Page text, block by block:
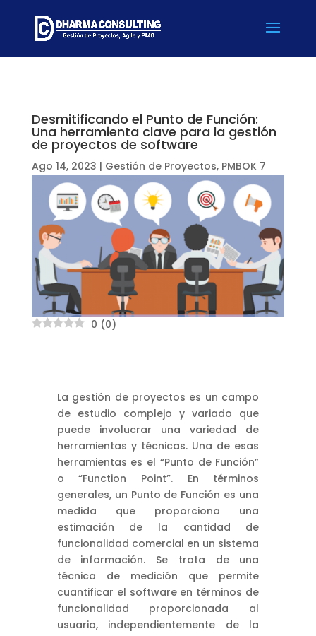
Desmitificando el Punto de Función:
Una herramienta clave para la gestión
de proyectos de software
Ago 14, 2023 | Gestión de Proyectos, PMBOK 7
0 (0)
La gestión de proyectos es un campo
de estudio complejo y variado que
puede involucrar una variedad de
herramientas y técnicas. Una de esas
herramientas es el “Punto de Función”
o “Function Point”. En términos
generales, un Punto de Función es una
medida que proporciona una
estimación de la cantidad de
funcionalidad comercial en un sistema
de información. Se trata de una
técnica de medición que permite
cuantificar el software en términos de
funcionalidad proporcionada al
usuario, independientemente de la